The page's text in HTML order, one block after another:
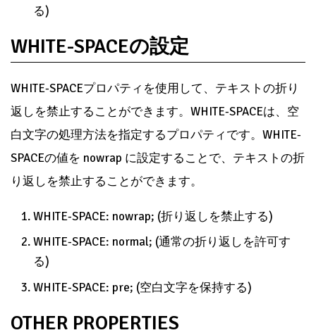
る)
WHITE-SPACEの設定
WHITE-SPACEプロパティを使用して、テキストの折り
返しを禁止することができます。WHITE-SPACEは、空
白文字の処理方法を指定するプロパティです。WHITE-
SPACEの値を nowrap に設定することで、テキストの折
り返しを禁止することができます。
WHITE-SPACE: nowrap; (折り返しを禁止する)
WHITE-SPACE: normal; (通常の折り返しを許可す
る)
WHITE-SPACE: pre; (空白文字を保持する)
OTHER PROPERTIES